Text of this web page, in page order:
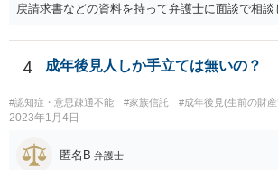
戻請求書などの資料を持って弁護士に面談で相
4 成年後見人しか手立ては無いの？
#認知症・意思疎通不能 #家族信託 #成年後見(生前の財
2023年1月4日
匿名B 弁護士